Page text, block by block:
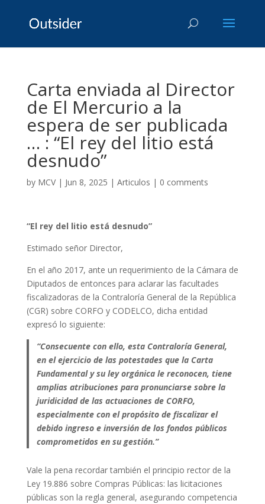
Carta enviada al Director
de El Mercurio a la
espera de ser publicada
… : “El rey del litio está
desnudo”
by MCV| Jun 8, 2025 | Articulos | 0 comments
“El rey del litio está desnudo”
Estimado señor Director,
En el año 2017, ante un requerimiento de la Cámara de
Diputados de entonces para aclarar las facultades
fiscalizadoras de la Contraloría General de la República
(CGR) sobre CORFO y CODELCO, dicha entidad
expresó lo siguiente:
“Consecuente con ello, esta Contraloría General,
en el ejercicio de las potestades que la Carta
Fundamental y su ley orgánica le reconocen, tiene
amplias atribuciones para pronunciarse sobre la
juridicidad de las actuaciones de CORFO,
especialmente con el propósito de fiscalizar el
debido ingreso e inversión de los fondos públicos
comprometidos en su gestión.”
Vale la pena recordar también el principio rector de la
Ley 19.886 sobre Compras Públicas: las licitaciones
públicas son la regla general, asegurando competencia